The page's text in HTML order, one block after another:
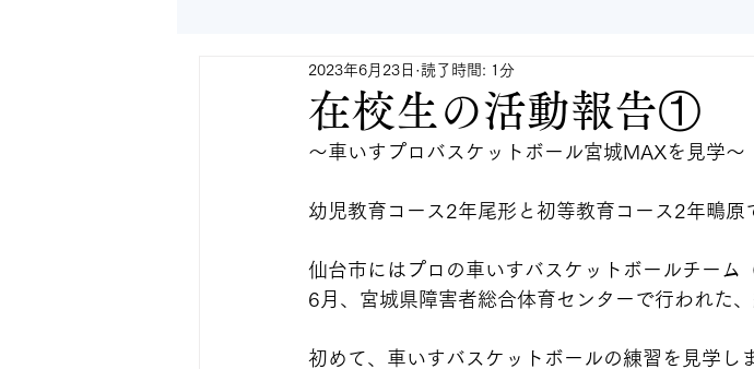
学生の様子 学生から 授業の様子
在校生の活動報告①
2023年6月23日 読了時間: 1分
～車いすプロバスケットボール宮城MAXを見学～
幼児教育コース2年尾形と初等教育コース2年鴫原
仙台市にはプロの車いすバスケットボールチーム
6月、 宮城県障害者総合体育センター で行われた
初めて、車いすバスケットボールの練習を見学し